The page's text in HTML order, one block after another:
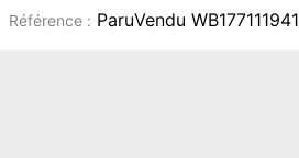
Référence : ParuVendu WB177111941